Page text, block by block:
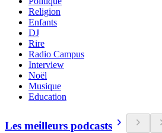
Religion
Enfants
DJ
Rire
Radio Campus
Interview
Noël
Musique
Education
Les meilleurs podcasts